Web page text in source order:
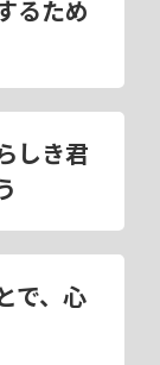
るため
しき君
で、心